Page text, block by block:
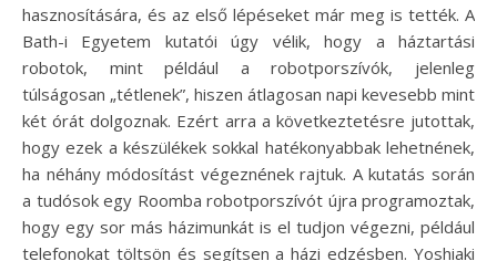
hasznosítására, és az első lépéseket már meg is tették. A
Bath-i Egyetem kutatói úgy vélik, hogy a háztartási
robotok, mint például a robotporszívók, jelenleg
túlságosan „tétlenek”, hiszen átlagosan napi kevesebb mint
két órát dolgoznak. Ezért arra a következtetésre jutottak,
hogy ezek a készülékek sokkal hatékonyabbak lehetnének,
ha néhány módosítást végeznének rajtuk. A kutatás során
a tudósok egy Roomba robotporszívót újra programoztak,
hogy egy sor más házimunkát is el tudjon végezni, például
telefonokat töltsön és segítsen a házi edzésben. Yoshiaki